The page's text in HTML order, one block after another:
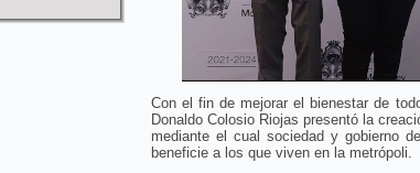
Con el fin de mejorar el bienestar de
Donaldo Colosio Riojas presentó la
mediante el cual sociedad y gobierno
beneficie a los que viven en la metrópoli.